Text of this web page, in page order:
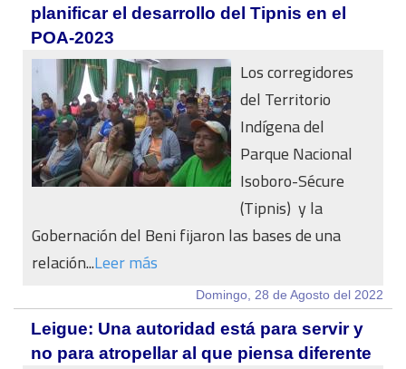
planificar el desarrollo del Tipnis en el
POA-2023
Los corregidores
del Territorio
Indígena del
Parque Nacional
Isoboro-Sécure
(Tipnis) y la
Gobernación del Beni fijaron las bases de una
relación...Leer más
Domingo, 28 de Agosto del 2022
Leigue: Una autoridad está para servir y
no para atropellar al que piensa diferente